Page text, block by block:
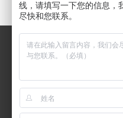
组织机构
线，请填写一下您的信息，
尽快和您联系。